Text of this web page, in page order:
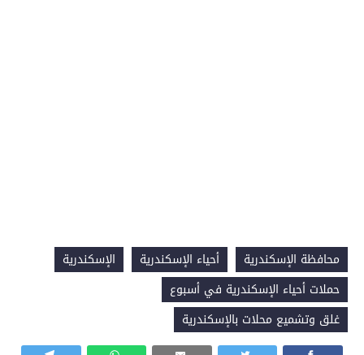
محافظة الإسكندرية أحياء الإسكندرية
الإسكندرية
حملات أحياء الإسكندرية في أسبوع
غلق وتشميع محلات بالإسكندرية